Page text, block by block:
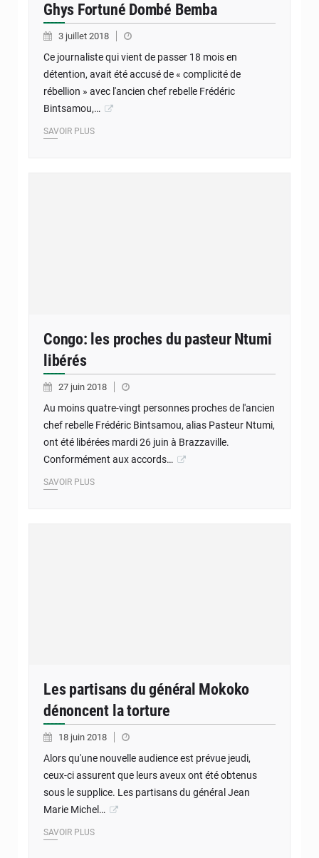
Ghys Fortuné Dombé Bemba
3 juillet 2018
Ce journaliste qui vient de passer 18 mois en
détention, avait été accusé de « complicité de
rébellion » avec l'ancien chef rebelle Frédéric
Bintsamou,…
SAVOIR PLUS
Congo: les proches du pasteur Ntumi
libérés
27 juin 2018
Au moins quatre-vingt personnes proches de l'ancien
chef rebelle Frédéric Bintsamou, alias Pasteur Ntumi,
ont été libérées mardi 26 juin à Brazzaville.
Conformément aux accords…
SAVOIR PLUS
Les partisans du général Mokoko
dénoncent la torture
18 juin 2018
Alors qu'une nouvelle audience est prévue jeudi,
ceux-ci assurent que leurs aveux ont été obtenus
sous le supplice. Les partisans du général Jean
Marie Michel…
SAVOIR PLUS